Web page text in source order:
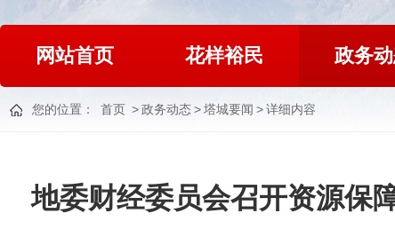
网站首页 花样裕民 政务
您的位置： 首页 >政务动态>塔城要闻 >详细内容
地委财经委员会召开资源保